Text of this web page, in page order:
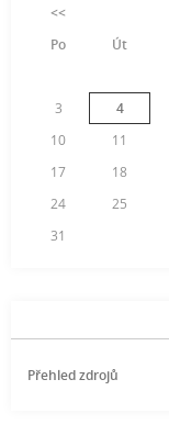
<<
Po
Út
3
4
10
11
17
18
24
25
31
Přehled zdrojů